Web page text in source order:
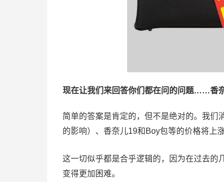
现在让我们来回答你们都在问的问题……香
简单的答案是肯定的，但不是绝对的。我们
的影响）、香奈儿19和Boy包等的价格将上
这一切似乎都是合乎逻辑的，因为在过去的
变得更加困难。